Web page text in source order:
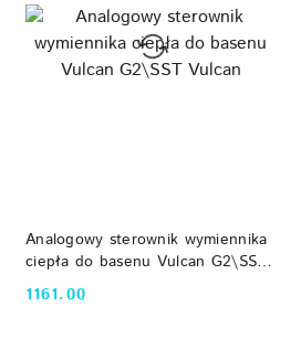
Analogowy sterownik wymiennika
ciepła do basenu Vulcan G2\SST
Vulcan
Cena:
1161.00
DO KOSZYKA